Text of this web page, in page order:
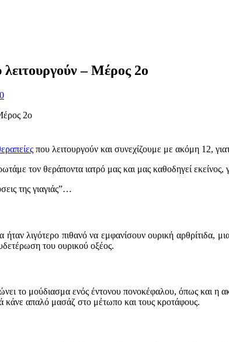
λειτουργούν – Μέρος 2ο
0
που λειτουργούν και συνεχίζουμε με ακόμη 12,
τον θεράποντα ιατρό μας και μας καθοδηγεί
της γιαγιάς”…
λιγότερο πιθανό να εμφανίσουν ουρική
του ουρικού οξέος.
το μούδιασμα ενός έντονου πονοκέφαλου, όπως και η
κάνε απαλό μασάζ στο μέτωπο και τους κροτάφους.